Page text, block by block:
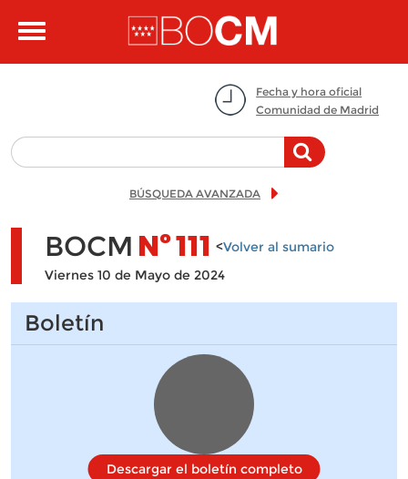
Toggle
Fecha y hora oficial
Comunidad de Madrid
BÚSQUEDA AVANZADA
BOCM Nº111 <Volver al sumario
Viernes 10 de Mayo de 2024
Boletín
Descargar el boletín completo